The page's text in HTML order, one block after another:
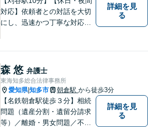
対応】依頼者との対話を大切
にし、迅速かつ丁寧な対応を
サービスを提供。【駐車場完
備】
詳細を見
る
森 悠 弁護士
東海知多総合法律事務所
愛知県|知多市 朝倉駅 から徒歩3分
【名鉄朝倉駅徒歩３分】相続
問題（遺産分割・遺留分請求
等）／離婚・男女問題／不動
詳細を見
る